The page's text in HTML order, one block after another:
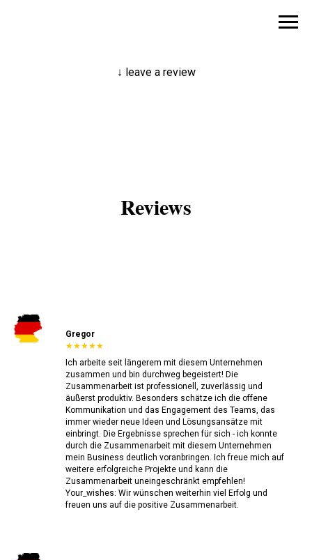
↓ leave a review
Reviews
Gregor
★★★★★
Ich arbeite seit längerem mit diesem Unternehmen
zusammen und bin durchweg begeistert! Die
Zusammenarbeit ist professionell, zuverlässig und
äußerst produktiv. Besonders schätze ich die offene
Kommunikation und das Engagement des Teams, das
immer wieder neue Ideen und Lösungsansätze mit
einbringt. Die Ergebnisse sprechen für sich - ich konnte
durch die Zusammenarbeit mit diesem Unternehmen
mein Business deutlich voranbringen. Ich freue mich auf
weitere erfolgreiche Projekte und kann die
Zusammenarbeit uneingeschränkt empfehlen!
Your_wishes: Wir wünschen weiterhin viel Erfolg und
freuen uns auf die positive Zusammenarbeit.